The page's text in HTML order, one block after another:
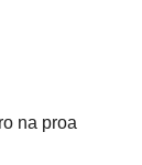
na proa